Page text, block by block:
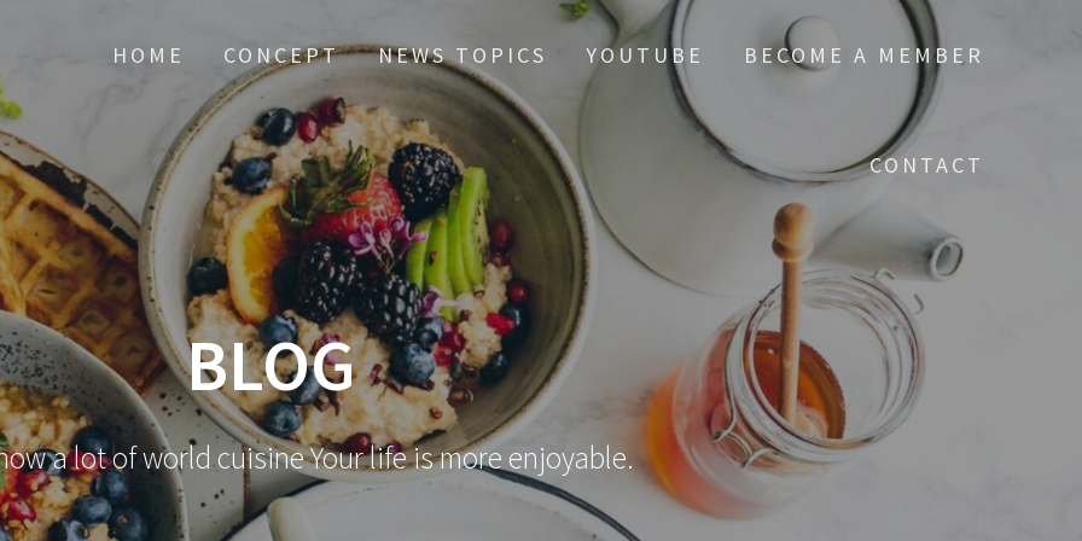
HOME CONCEPT NEWS TOPICS YOUTUBE BECOME A MEMBER
CONTACT
BLOG
a lot of world cuisine Your life is more enjoyable.